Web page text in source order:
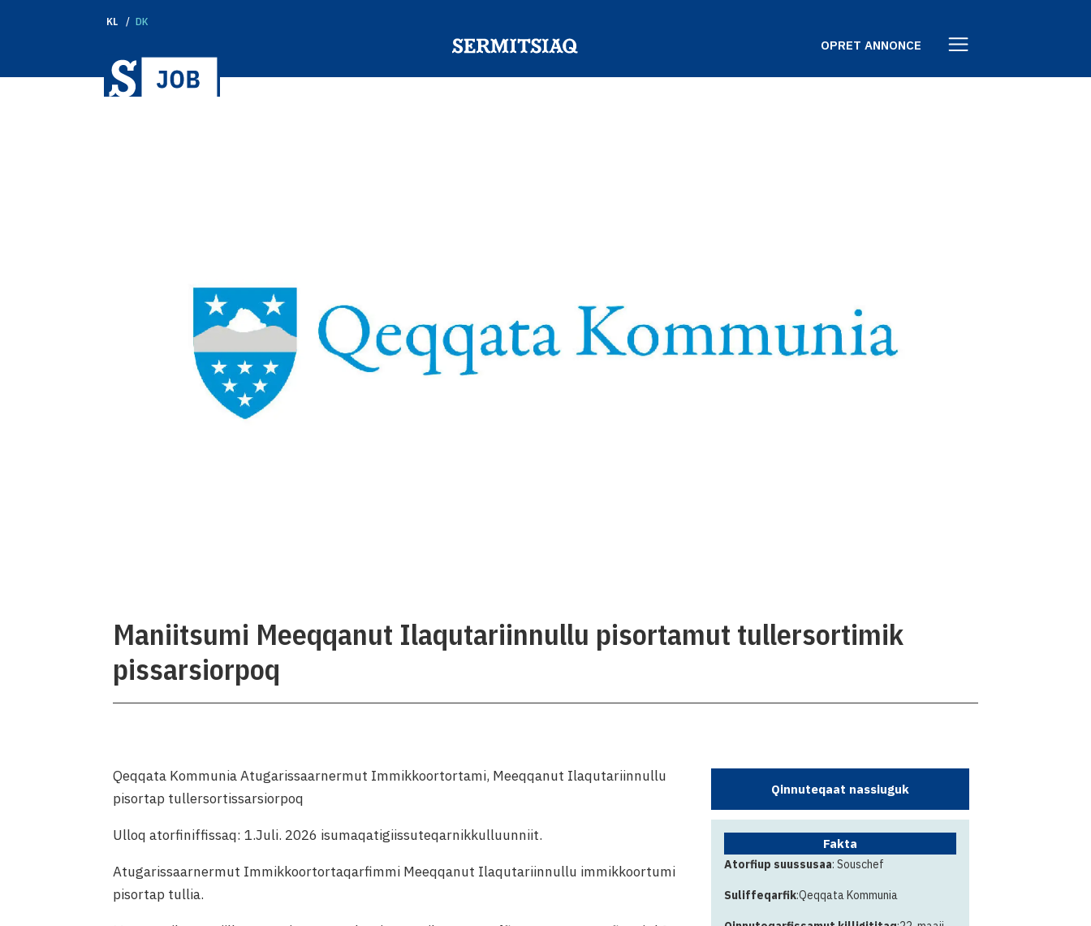
KL DK
OPRET ANNONCE
Maniitsumi Meeqqanut Ilaqutariinnullu pisortamut tullersortimik
pissarsiorpoq
Qinnuteqaat nassiuguk
Fakta
Atorfiup suussusaa: Souschef
Suliffeqarfik:Qeqqata Kommunia
Qeqqata Kommunia Atugarissaarnermut Immikkoortortami, Meeqqanut Ilaqutariinnullu
pisortap tullersortissarsiorpoq
Ulloq atorfiniffissaq: 1.Juli. 2026 isumaqatigiissuteqarnikkulluunniit.
Atugarissaarnermut Immikkoortortaqarfimmi Meeqqanut Ilaqutariinnullu immikkoortumi
pisortap tullia.